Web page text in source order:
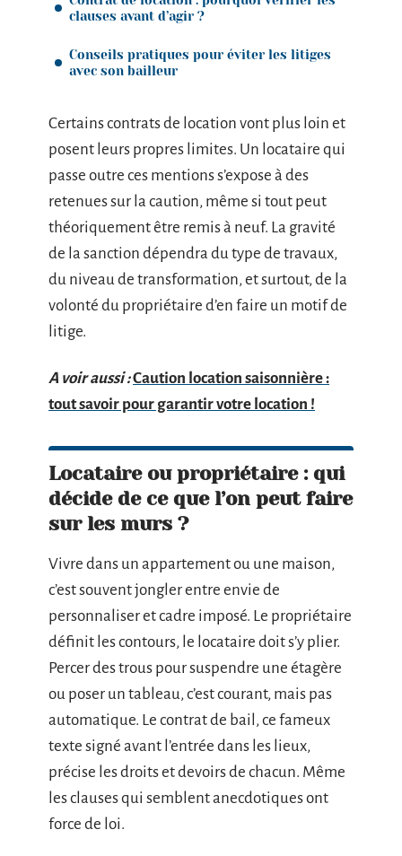
clauses avant d’agir ?
Conseils pratiques pour éviter les litiges
avec son bailleur
Certains contrats de location vont plus loin et
posent leurs propres limites. Un locataire qui
passe outre ces mentions s’expose à des
retenues sur la caution, même si tout peut
théoriquement être remis à neuf. La gravité
de la sanction dépendra du type de travaux,
du niveau de transformation, et surtout, de la
volonté du propriétaire d’en faire un motif de
litige.
A voir aussi :Caution location saisonnière :
tout savoir pour garantir votre location !
Locataire ou propriétaire : qui
décide de ce que l’on peut faire
sur les murs ?
Vivre dans un appartement ou une maison,
c’est souvent jongler entre envie de
personnaliser et cadre imposé. Le propriétaire
définit les contours, le locataire doit s’y plier.
Percer des trous pour suspendre une étagère
ou poser un tableau, c’est courant, mais pas
automatique. Le contrat de bail, ce fameux
texte signé avant l’entrée dans les lieux,
précise les droits et devoirs de chacun. Même
les clauses qui semblent anecdotiques ont
force de loi.